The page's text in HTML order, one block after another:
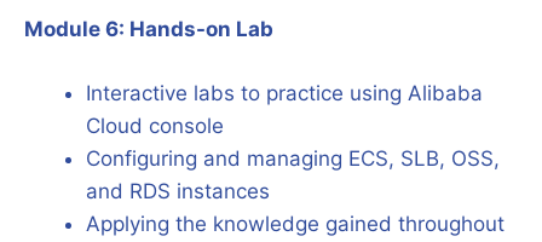
Module 6: Hands-on Lab
Interactive labs to practice using Alibaba
Cloud console
Configuring and managing ECS, SLB, OSS,
and RDS instances
Applying the knowledge gained throughout